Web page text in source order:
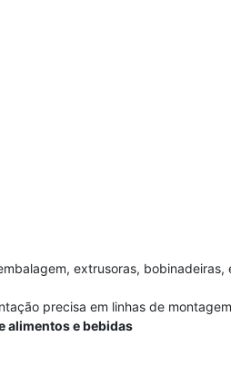
extrusoras,
precisa em linhas de
alimentos e bebidas